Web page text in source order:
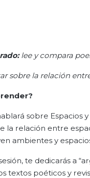
lee y compara
sobre la relación
sobre
la relación entre
ambientes y
te dedicarás a
textos poéticos y